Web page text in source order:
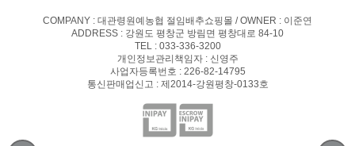
COMPANY : 대관령원예농협 절임배추쇼핑몰 / OWNER : 이준연
ADDRESS : 강원도 평창군 방림면 평창대로 84-10
TEL : 033-336-3200
개인정보관리책임자 : 신영주
사업자등록번호 : 226-82-14795
통신판매업신고 : 제2014-강원평창-0133호